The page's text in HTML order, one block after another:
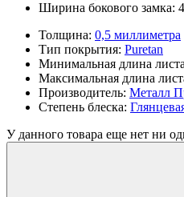
Ширина бокового замка:
Толщина: 0,5 миллиметра
Тип покрытия: Puretan
Минимальная длина
Максимальная длина
Производитель: Металл
Степень блеска:
У данного товара еще нет ни